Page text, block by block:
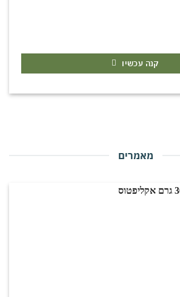
קנה עכשיו
מאמרים